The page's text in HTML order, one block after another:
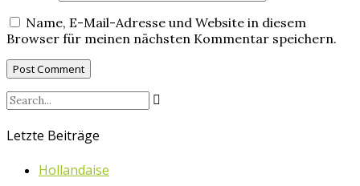
Name, E-Mail-Adresse und Website in diesem
Browser für meinen nächsten Kommentar speichern.
Letzte Beiträge
Hollandaise